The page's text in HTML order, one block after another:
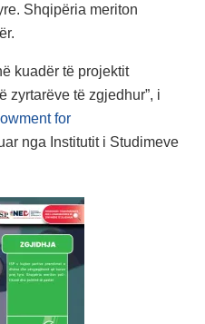
Shqipëria meriton
kuadër të projektit
zyrtarëve të zgjedhur”, i
for
nga Institutit i Studimeve